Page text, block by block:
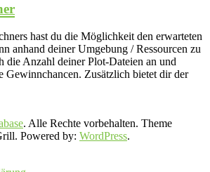
hast du die Möglichkeit den erwarteten
anhand deiner Umgebung / Ressourcen zu
die Anzahl deiner Plot-Dateien an und
Gewinnchancen. Zusätzlich bietet dir der
. Alle Rechte vorbehalten. Theme
Powered by: WordPress.